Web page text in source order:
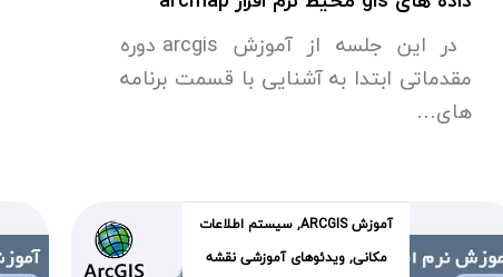
در این جلسه از آموزش arcgis دوره
مقدماتی ابتدا به آشنایی با قسمت برنامه
های…
آموزش ARCGIS ,سیستم اطلاعات
مکانی,ویدئوهای آموزشی نقشه